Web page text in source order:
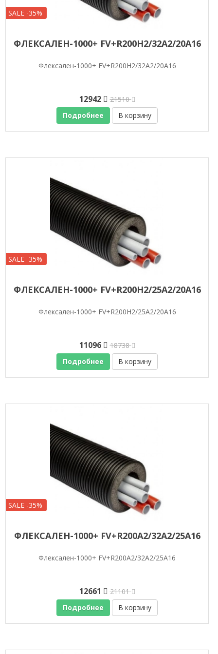
SALE -35%
ФЛЕКСАЛЕН-1000+ FV+R200H2/32A2/20A16
Флексален-1000+ FV+R200H2/32A2/20A16
12942
21510
Подробнее
В корзину
SALE -35%
ФЛЕКСАЛЕН-1000+ FV+R200H2/25A2/20A16
Флексален-1000+ FV+R200H2/25A2/20A16
11096
18738
Подробнее
В корзину
SALE -35%
ФЛЕКСАЛЕН-1000+ FV+R200A2/32A2/25A16
Флексален-1000+ FV+R200A2/32A2/25A16
12661
21101
Подробнее
В корзину